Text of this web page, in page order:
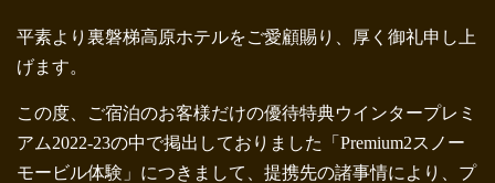
平素より裏磐梯高原ホテルをご愛顧賜り、厚く御礼申し上
げます。
この度、ご宿泊のお客様だけの優待特典ウインタープレミ
アム2022-23の中で掲出しておりました「Premium2スノー
モービル体験」につきまして、提携先の諸事情により、プ